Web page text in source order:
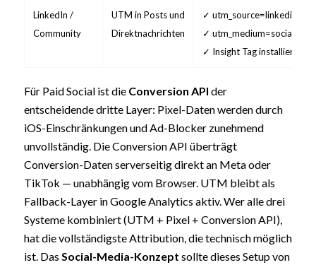
LinkedIn /
Community
UTM in Posts und
Direktnachrichten
✓ utm_source=linkedin
✓ utm_medium=social
✓ Insight Tag installieren
Für Paid Social ist die Conversion API der
entscheidende dritte Layer: Pixel-Daten werden durch
iOS-Einschränkungen und Ad-Blocker zunehmend
unvollständig. Die Conversion API überträgt
Conversion-Daten serverseitig direkt an Meta oder
TikTok — unabhängig vom Browser. UTM bleibt als
Fallback-Layer in Google Analytics aktiv. Wer alle drei
Systeme kombiniert (UTM + Pixel + Conversion API),
hat die vollständigste Attribution, die technisch möglich
ist. Das Social-Media-Konzept sollte dieses Setup von